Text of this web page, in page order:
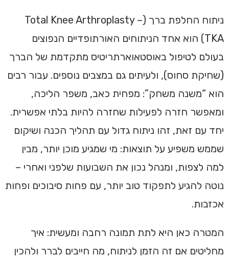
ניתוח החלפת ברך (Total Knee Arthroplasty –
TKA) הוא אחד הניתוחים האורתופדיים הנפוצים
בעולם לטיפול באוסטאוארתריטיס מתקדמת של הברך
(שחיקת סחוס), ולעיתים גם במצבים נוספים. עבור רבים
הוא “משנה משחק”: מפחית כאב, משפר הליכה,
ומאפשר חזרה לפעילות שחזרה להיות בלתי אפשרית.
יחד עם זאת, זהו ניתוח גדול עם תהליך הכנה ושיקום
שממש משפיע על תוצאות: מי שמגיע מוכן יותר, מבין
למה לצפות, ומנהל נכון את השבועות שלפני ואחרי –
נוטה להגיע לתפקוד טוב יותר, עם פחות סיבוכים ופחות
אכזבות.
המטרה כאן היא לתת תמונה רחבה ומעשית: איך
מחליטים אם זה הזמן לניתוח, מה חייבים לברר ולהכין